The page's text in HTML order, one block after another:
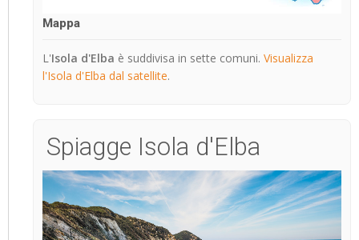
Mappa
L'Isola d'Elba è suddivisa in sette comuni. Visualizza
l'Isola d'Elba dal satellite.
Spiagge Isola d'Elba